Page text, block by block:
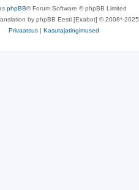
phpBB® Forum Software © phpBB Limited
by phpBB Eesti [Exabot] © 2008*-2025
Privaatsus | Kasutajatingimused